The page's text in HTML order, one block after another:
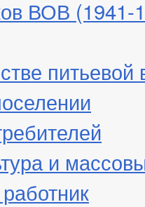
ВОВ (1941-
питьевой
и